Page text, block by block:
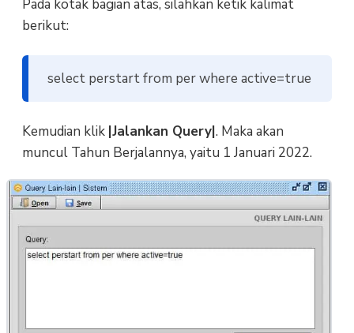
Pada kotak bagian atas, silahkan ketik kalimat
berikut:
select perstart from per where active=true
Kemudian klik |Jalankan Query|. Maka akan
muncul Tahun Berjalannya, yaitu 1 Januari 2022.